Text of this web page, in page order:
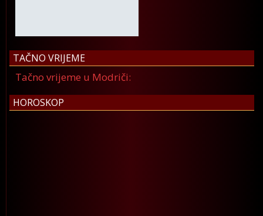
TAČNO VRIJEME
Tačno vrijeme u Modriči:
HOROSKOP